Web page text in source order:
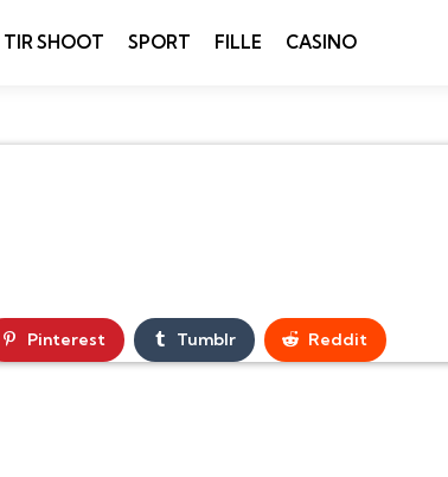
TIR SHOOT SPORT FILLE CASINO
Pinterest Tumblr Reddit